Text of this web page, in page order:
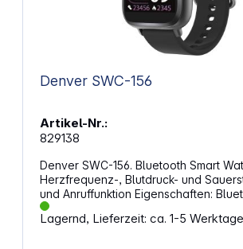
Denver SWC-156
Artikel-Nr.:
829138
Denver SWC-156. Bluetooth Smart
Herzfrequenz-, Blutdruck- und
und Anruffunktion Eigenschaften: Bluetooth Smart
Watch mit 1,44" Voll-Touchscreen Auflösung: 128 x
128 Pixel Verfolgen Sie Ihre sportliche Leistung,
Lagernd, Lieferzeit: ca. 1-5 Werktage